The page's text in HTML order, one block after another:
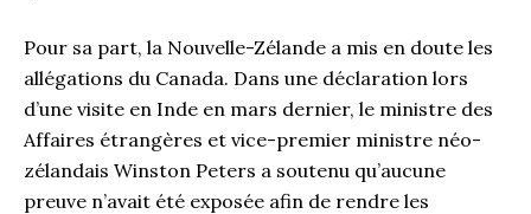
Pour sa part, la Nouvelle-Zélande a mis en doute les
allégations du Canada. Dans une déclaration lors
d’une visite en Inde en mars dernier, le ministre des
Affaires étrangères et vice-premier ministre néo-
zélandais Winston Peters a soutenu qu’aucune
preuve n’avait été exposée afin de rendre les